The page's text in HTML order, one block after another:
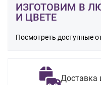
ИЗГОТОВИМ В
И ЦВЕТЕ
Посмотреть доступные
Доставка